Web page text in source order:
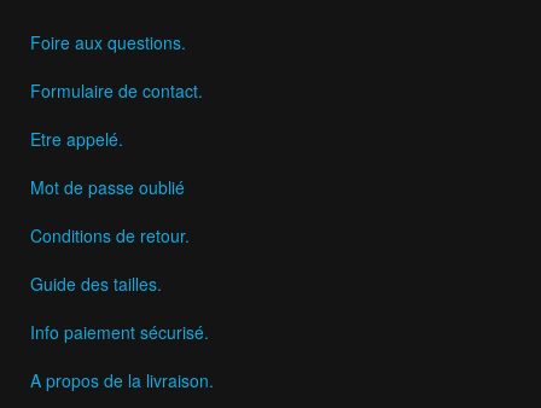
Foire aux questions.
Formulaire de contact.
Etre appelé.
Mot de passe oublié
Conditions de retour.
Guide des tailles.
Info paiement sécurisé.
A propos de la livraison.